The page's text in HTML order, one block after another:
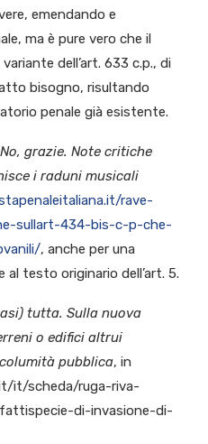
emendando e
ma è pure vero che il
dell’art. 633 c.p., di
bisogno, risultando
penale già esistente.
grazie. Note critiche
i raduni musicali
rave-
sullart-434-bis-c-p-che-
, anche per una
testo originario dell’art. 5.
tutta. Sulla nuova
o edifici altrui
pubblica, in
it/scheda/ruga-riva-
di-invasione-di-